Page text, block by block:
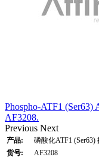
Phospho-ATF1 (Ser63)
AF3208.
Previous Next
产品:
磷酸化ATF1 (Ser63)
货号:
AF3208